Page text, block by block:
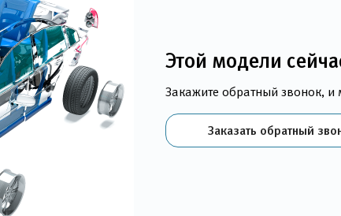
Этой модели
Закажите обратный звонок,
Заказать обратный